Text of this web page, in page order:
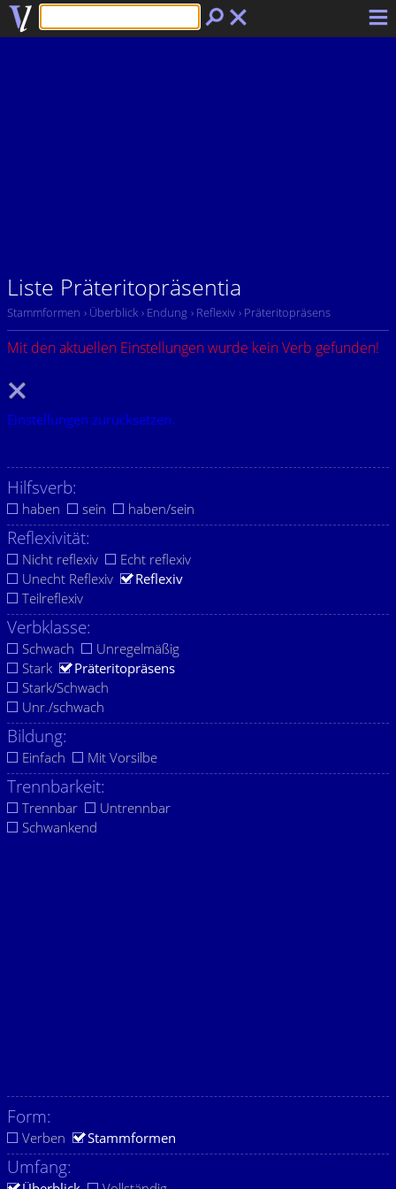
Liste Präteritopräsentia
Stammformen › Überblick › Endung › Reflexiv › Präteritopräsens
Mit den aktuellen Einstellungen wurde kein Verb gefunden!
Einstellungen zurücksetzen.
Hilfsverb:
haben sein haben/sein
Reflexivität:
Nicht reflexiv
Echt reflexiv
Unecht Reflexiv
Reflexiv
Teilreflexiv
Verbklasse:
Schwach
Unregelmäßig
Stark
Präteritopräsens
Stark/Schwach
Unr./schwach
Bildung:
Einfach Mit Vorsilbe
Trennbarkeit:
Trennbar
Untrennbar
Schwankend
Form:
Verben Stammformen
Umfang: